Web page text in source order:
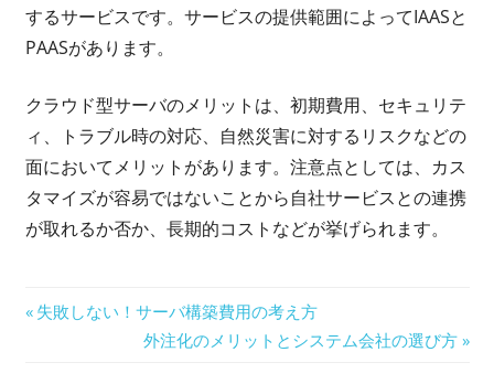
するサービスです。サービスの提供範囲によってIAASと
PAASがあります。
クラウド型サーバのメリットは、初期費用、セキュリテ
ィ、トラブル時の対応、自然災害に対するリスクなどの
面においてメリットがあります。注意点としては、カス
タマイズが容易ではないことから自社サービスとの連携
が取れるか否か、長期的コストなどが挙げられます。
前
失敗しない！サーバ構築費用の考え方
次
外注化のメリットとシステム会社の選び方